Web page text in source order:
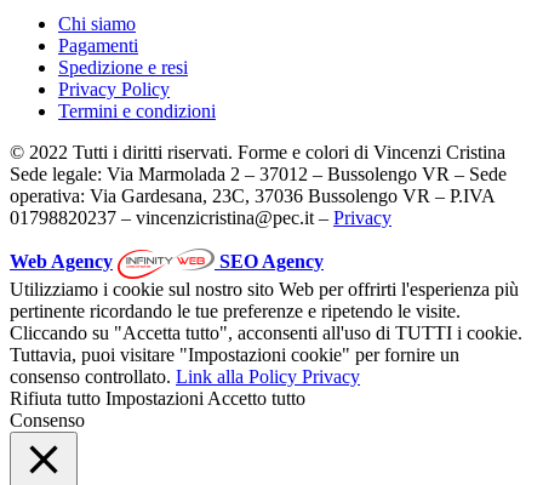
Chi siamo
Pagamenti
Spedizione e resi
Privacy Policy
Termini e condizioni
© 2022 Tutti i diritti riservati. Forme e colori di Vincenzi Cristina
Sede legale: Via Marmolada 2 – 37012 – Bussolengo VR – Sede
operativa: Via Gardesana, 23C, 37036 Bussolengo VR – P.IVA
01798820237 – vincenzicristina@pec.it – Privacy
Web Agency
SEO Agency
Utilizziamo i cookie sul nostro sito Web per offrirti l'esperienza più
pertinente ricordando le tue preferenze e ripetendo le visite.
Cliccando su "Accetta tutto", acconsenti all'uso di TUTTI i cookie.
Tuttavia, puoi visitare "Impostazioni cookie" per fornire un
consenso controllato. Link alla Policy Privacy
Rifiuta tutto Impostazioni Accetto tutto
Consenso